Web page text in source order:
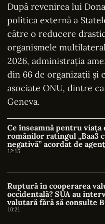
După revenirea lui
politica externă a
către o reducere
organismele
2026, administrația
din 66 de organizații și
asociate ONU, dintre
Geneva.
Ce înseamnă pentru viața
românilor ratingul „Baa3
negativă” acordat de
12:15
Ruptură în cooperarea
occidentală? SUA au
valutară fără să consulte
10:21